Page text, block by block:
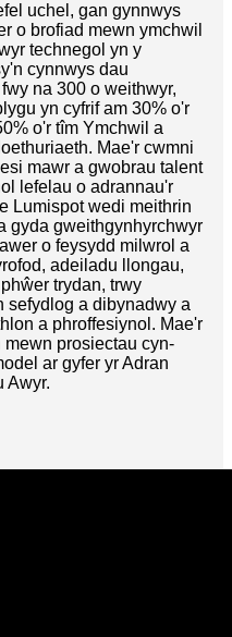
uchel, gan gynnwys
o brofiad mewn ymchwil
technegol yn y
cynnwys dau
na 300 o weithwyr,
yn cyfrif am 30% o'r
o'r tîm Ymchwil a
Mae'r cwmni
mawr a gwobrau talent
lefelau o adrannau'r
Lumispot wedi meithrin
gyda gweithgynhyrchwyr
o feysydd milwrol a
adeiladu llongau,
trydan, trwy
sefydlog a dibynadwy a
a phroffesiynol. Mae'r
prosiectau cyn-
ar gyfer yr Adran
Awyr.